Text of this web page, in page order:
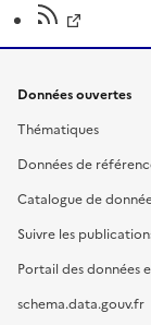
Données ouvertes
Thématiques
Données de
Catalogue de
Suivre les
Portail des données
schema.data.gouv.fr